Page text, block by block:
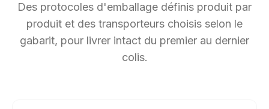
Des protocoles d'emballage définis produit par
produit et des transporteurs choisis selon le
gabarit, pour livrer intact du premier au dernier
colis.